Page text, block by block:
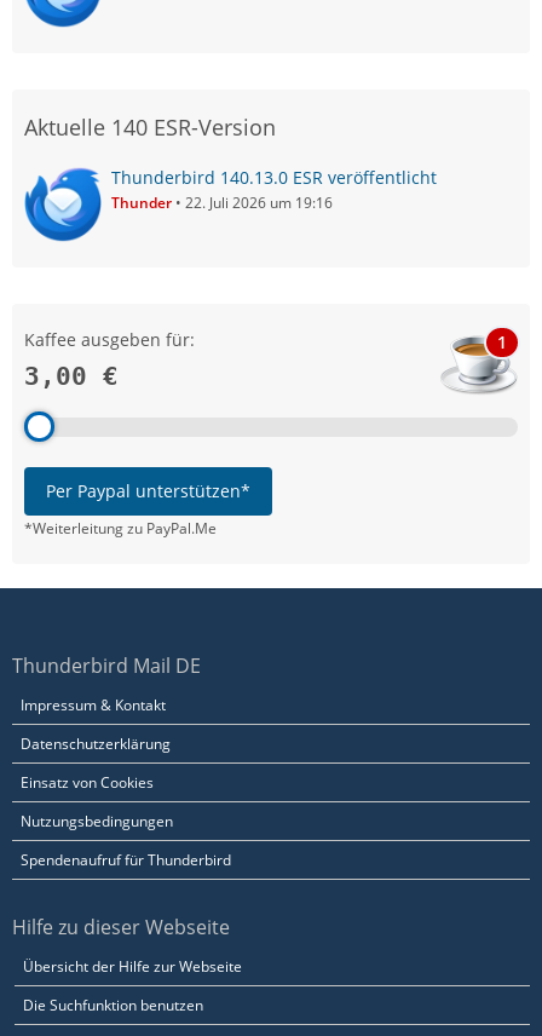
Aktuelle 140 ESR-Version
Thunderbird 140.13.0 ESR veröffentlicht
Thunder 22. Juli 2026 um 19:16
Kaffee ausgeben für:
3,00 €
1
Per Paypal unterstützen*
*Weiterleitung zu PayPal.Me
Thunderbird Mail DE
Impressum & Kontakt
Datenschutzerklärung
Einsatz von Cookies
Nutzungsbedingungen
Spendenaufruf für Thunderbird
Hilfe zu dieser Webseite
Übersicht der Hilfe zur Webseite
Die Suchfunktion benutzen